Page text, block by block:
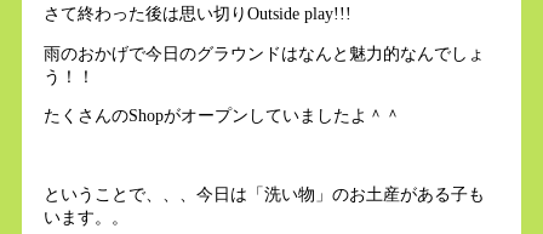
さて終わった後は思い切りOutside play!!!
雨のおかげで今日のグラウンドはなんと魅力的なんでしょ
う！！
たくさんのShopがオープンしていましたよ＾＾
ということで、、、今日は「洗い物」のお土産がある子も
います。。